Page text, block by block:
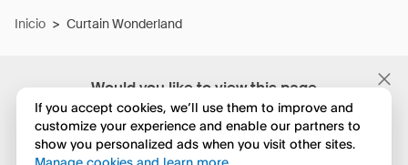
Would you like to view this page
in English?
No, seguir navegando
Inicio > Curtain Wonderland
If you accept cookies, we’ll use them to improve and
customize your experience and enable our partners to
show you personalized ads when you visit other sites.
Manage cookies and learn more